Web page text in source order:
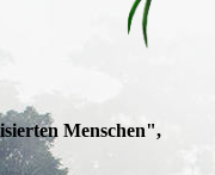
Menschen",